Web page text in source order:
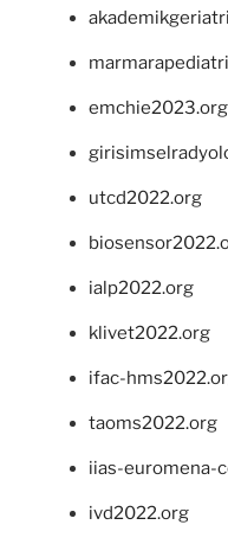
emchie2023.org
utcd2022.org
ialp2022.org
klivet2022.org
ifac-
taoms2022.org
iias-euromena-
ivd2022.org